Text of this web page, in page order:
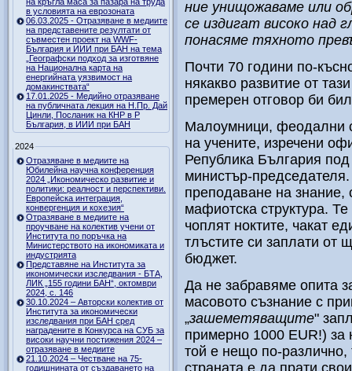
в условията на еврозоната
06.03.2025 - Отразяване в медиите
на представените резултати от
съвместен проект на WWF-
България и ИИИ при БАН на тема
„Географски подход за изготвяне
на Национална карта на
енергийната уязвимост на
домакинствата“
17.01.2025 - Медийно отразяване
на публичната лекция на Н.Пр. Дай
Цинли, Посланик на КНР в Р
България, в ИИИ при БАН
2024
Отразяване в медиите на
Юбилейна научна конференция
2024 „Икономическо развитие и
политики: реалност и перспективи.
Европейска интеграция,
конвергенция и кохезия“
Отразяване в медиите на
проучване на колектив учени от
Института по поръчка на
Министерството на икономиката и
индустрията
Представяне на Института за
икономически изследвания - БТА,
ЛИК „155 години БАН“, октомври
2024, с. 146
30.10.2024 – Авторски колектив от
Института за икономически
изследвания при БАН сред
наградените в Конкурса на СУБ за
високи научни постижения 2024 –
отразяване в медиите
21.10.2024 – Честване на 75-
годишнината от създаването на
ние унищожаваме или
се издигат високо над
понасяме тяхното
Почти 70 години по-
някакво развитие от
премерен отговор би
Малоумници, феодални
на учените, изречени
Република България
министър-
преподаване на знание,
мафиотска структура.
чоплят ноктите, чакат
тлъстите си заплати
бюджет.
Да не забравяме опита
масовото съзнание с
„зашеметяващите"
примерно 1000 EUR!) за
той е нещо по-различно,
страната е да прати